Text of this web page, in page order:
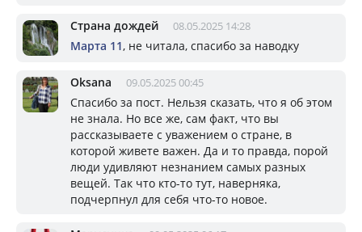
Страна дождей 08.05.2025 14:28
Марта 11, не читала, спасибо за наводку
Oksana 09.05.2025 00:45
Спасибо за пост. Нельзя сказать, что я об этом
не знала. Но все же, сам факт, что вы
рассказываете с уважением о стране, в
которой живете важен. Да и то правда, порой
люди удивляют незнанием самых разных
вещей. Так что кто-то тут, наверняка,
подчерпнул для себя что-то новое.